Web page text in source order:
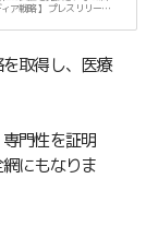
取得し、医療
門性を証明
にもなりま